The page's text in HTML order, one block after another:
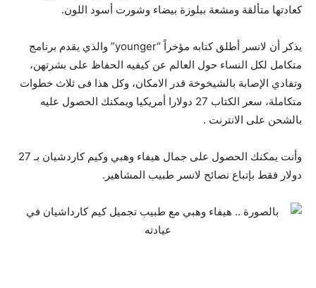
كعادتها متألقة ومشعة ببلوزة بيضاء وشورت أسود اللون.
يذكر أن لانسر أطلق كتابه مؤخراً “younger” والذي يقدم برنامج
متكامل لكل النساء حول العالم عن كيفيه الحفاظ على بشرتهن،
وتفادي الإصابة بالشيخوخة قدر الامكان، وكل هذا فى ثلاث خطوات
متكاملة، سعر الكتاب 27 دولارا أمريكيا ويمكنك الحصول عليه
بالشحن على الانترنت .
وأنت يمكنك الحصول على جمال هيفاء وهبي وكيم كاردشيان بـ 27
دولار فقط بإتباع نصائح لانسر طبيب المشاهير.